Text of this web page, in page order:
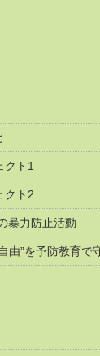
クト1
クト2
暴力防止活動
由”を予防教育で